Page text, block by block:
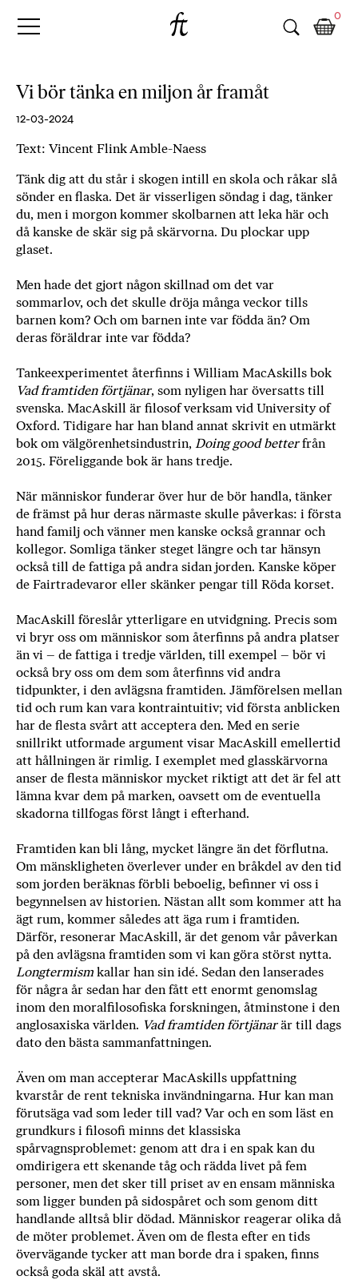
Fri
B
o
n
l
p
å
n
ä
t
,
k
ö
b
ö
c
k
e
r
n
l
n
e
o
s
F
r
i
T
a
n
k
e
0
Vi bör tänka en miljon år framåt
12-03-2024
Text: Vincent Flink Amble-Naess
Tänk dig att du står i skogen intill en skola och råkar slå
sönder en flaska. Det är visserligen söndag i dag, tänker
du, men i morgon kommer skolbarnen att leka här och
då kanske de skär sig på skärvorna. Du plockar upp
glaset.
Men hade det gjort någon skillnad om det var
sommarlov, och det skulle dröja många veckor tills
barnen kom? Och om barnen inte var födda än? Om
deras föräldrar inte var födda?
Tankeexperimentet återfinns i William MacAskills bok
Vad framtiden förtjänar, som nyligen har översatts till
svenska. MacAskill är filosof verksam vid University of
Oxford. Tidigare har han bland annat skrivit en utmärkt
bok om välgörenhetsindustrin, Doing good betterfrån
2015. Föreliggande bok är hans tredje.
När människor funderar över hur de bör handla, tänker
de främst på hur deras närmaste skulle påverkas: i första
hand familj och vänner men kanske också grannar och
kollegor. Somliga tänker steget längre och tar hänsyn
också till de fattiga på andra sidan jorden. Kanske köper
de Fairtradevaror eller skänker pengar till Röda korset.
MacAskill föreslår ytterligare en utvidgning. Precis som
vi bryr oss om människor som återfinns på andra platser
än vi – de fattiga i tredje världen, till exempel – bör vi
också bry oss om dem som återfinns vid andra
tidpunkter, i den avlägsna framtiden. Jämförelsen mellan
tid och rum kan vara kontraintuitiv; vid första anblicken
har de flesta svårt att acceptera den. Med en serie
snillrikt utformade argument visar MacAskill emellertid
att hållningen är rimlig. I exemplet med glasskärvorna
anser de flesta människor mycket riktigt att det är fel att
lämna kvar dem på marken, oavsett om de eventuella
skadorna tillfogas först långt i efterhand.
Framtiden kan bli lång, mycket längre än det förflutna.
Om mänskligheten överlever under en bråkdel av den tid
som jorden beräknas förbli beboelig, befinner vi oss i
begynnelsen av historien. Nästan allt som kommer att ha
ägt rum, kommer således att äga rum i framtiden.
Därför, resonerar MacAskill, är det genom vår påverkan
på den avlägsna framtiden som vi kan göra störst nytta.
Longtermism kallar han sin idé. Sedan den lanserades
för några år sedan har den fått ett enormt genomslag
inom den moralfilosofiska forskningen, åtminstone i den
anglosaxiska världen. Vad framtiden förtjänarär till dags
dato den bästa sammanfattningen.
Även om man accepterar MacAskills uppfattning
kvarstår de rent tekniska invändningarna. Hur kan man
förutsäga vad som leder till vad? Var och en som läst en
grundkurs i filosofi minns det klassiska
spårvagnsproblemet: genom att dra i en spak kan du
omdirigera ett skenande tåg och rädda livet på fem
personer, men det sker till priset av en ensam människa
som ligger bunden på sidospåret och som genom ditt
handlande alltså blir dödad. Människor reagerar olika då
de möter problemet. Även om de flesta efter en tids
övervägande tycker att man borde dra i spaken, finns
också goda skäl att avstå.